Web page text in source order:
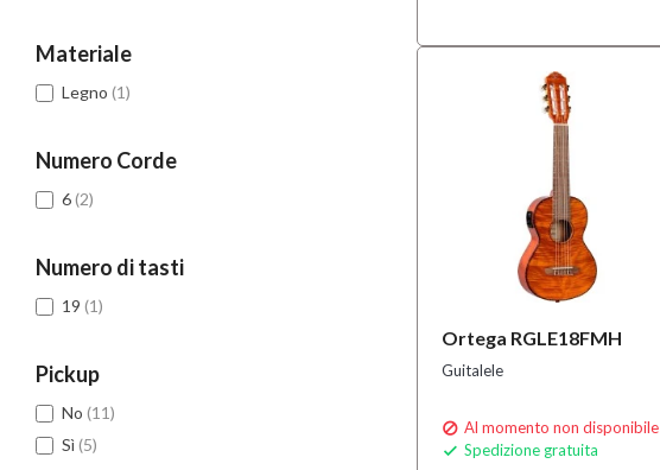
Materiale
Legno (1)
Numero Corde
6(2)
Numero di tasti
19 (1)
Pickup
No (11)
Sì (5)
Ortega RGLE18FMH
Guitalele
 Al momento non disponibile
 Spedizione gratuita